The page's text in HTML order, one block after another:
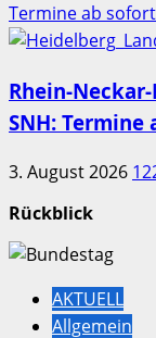
Termine ab
Rhein-
SNH:
3. August 2026
Rückblick
AKTUELL
Allgemein